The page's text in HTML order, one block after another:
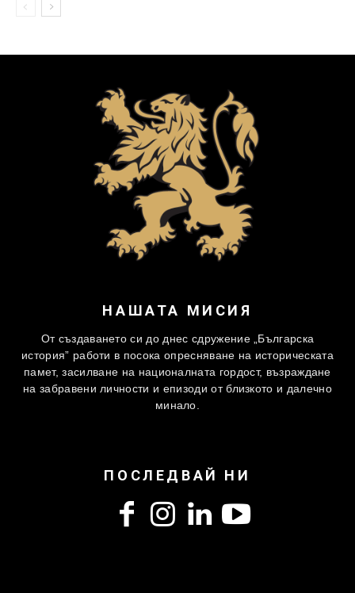
НАШАТА МИСИЯ
От създаването си до днес сдружение „Българска
история” работи в посока опресняване на историческата
памет, засилване на националната гордост, възраждане
на забравени личности и епизоди от близкото и далечно
минало.
ПОСЛЕДВАЙ НИ